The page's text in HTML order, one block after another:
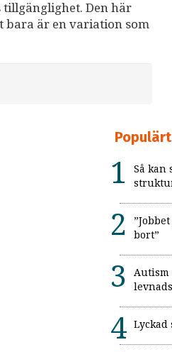
tillgänglighet. Den här
bara är en variation som
Så kan
bort”
Autism
Lyckad